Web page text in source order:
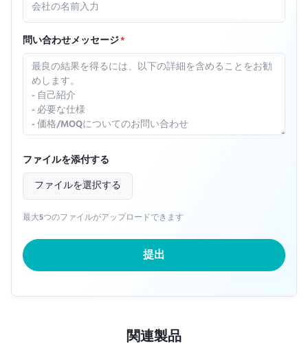
問い合わせメッセージ*
ファイルを添付する
ファイルを選択する
最大5つのファイルがアップロードできます
提出
関連製品